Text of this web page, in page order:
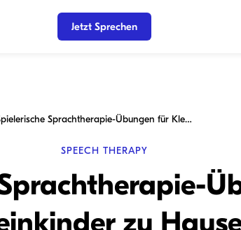
Jetzt Sprechen
Spielerische Sprachtherapie-Übungen für Kleinkinder zu Hause
SPEECH THERAPY
zu